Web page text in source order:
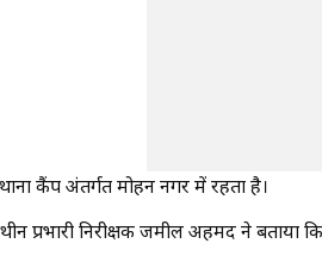
कैंप अंतर्गत मोहन नगर में रहता है।
प्रभारी निरीक्षक जमील अहमद ने बताया